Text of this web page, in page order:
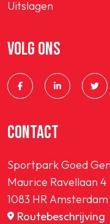
Uitslagen
VOLG ONS
CONTACT
Sportpark Goed
Maurice Ravellaan 4
1083 HR Amsterdam
Routebeschrijving